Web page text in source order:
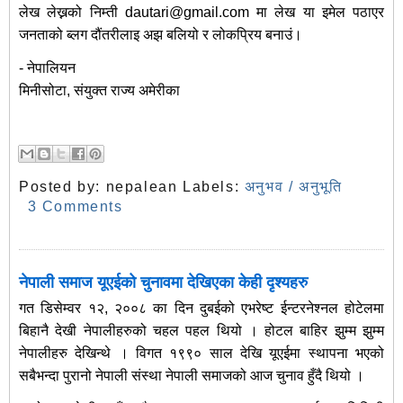
लेख लेख्नको निम्ती dautari@gmail.com मा लेख या इमेल पठाएर
जनताको ब्लग दौंतरीलाइ अझ बलियो र लोकप्रिय बनाउं।
- नेपालियन
मिनीसोटा, संयुक्त राज्य अमेरीका
Posted by: nepalean Labels: अनुभव / अनुभूति
3 Comments
नेपाली समाज यूएईको चुनावमा देखिएका केही दृश्यहरु
गत डिसेम्वर १२, २००८ का दिन दुबईको एभरेष्ट ईन्टरनेश्नल होटेलमा
बिहानै देखी नेपालीहरुको चहल पहल थियो । होटल बाहिर झुम्म झुम्म
नेपालीहरु देखिन्थे । विगत १९९० साल देखि यूएईमा स्थापना भएको
सबैभन्दा पुरानो नेपाली संस्था नेपाली समाजको आज चुनाव हुँदै थियो ।